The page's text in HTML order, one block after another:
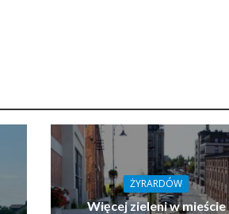
ŻYRARDÓW
Więcej zieleni w mieście